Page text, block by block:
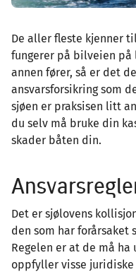
De aller fleste kjenner
fungerer på bilveien
annen fører, så er det
ansvarsforsikring som
sjøen er praksisen litt
du selv må bruke din
skader båten din.
Det er sjølovens
den som har forårsaket
Regelen er at de må
oppfyller visse juridiske